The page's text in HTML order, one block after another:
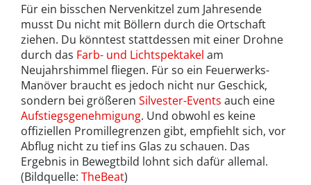
Für ein bisschen Nervenkitzel zum Jahresende
musst Du nicht mit Böllern durch die Ortschaft
ziehen. Du könntest stattdessen mit einer Drohne
durch das Farb- und Lichtspektakel am
Neujahrshimmel fliegen. Für so ein Feuerwerks-
Manöver braucht es jedoch nicht nur Geschick,
sondern bei größeren Silvester-Events auch eine
Aufstiegsgenehmigung. Und obwohl es keine
offiziellen Promillegrenzen gibt, empfiehlt sich, vor
Abflug nicht zu tief ins Glas zu schauen. Das
Ergebnis in Bewegtbild lohnt sich dafür allemal.
(Bildquelle: TheBeat)